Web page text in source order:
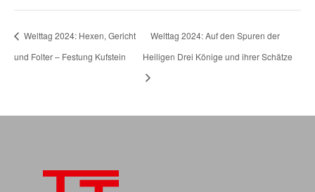
Welttag 2024: Hexen, Gericht
und Folter – Festung Kufstein
Welttag 2024: Auf den Spuren der
Heiligen Drei Könige und ihrer Schätze